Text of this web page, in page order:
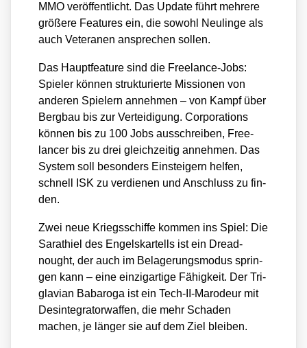
MMO ver­öf­fent­licht. Das Update führt meh­re­re
grö­ße­re Fea­tures ein, die sowohl Neu­lin­ge als
auch Vete­ra­nen anspre­chen sol­len.
Das Haupt­fea­ture sind die Free­lan­ce-Jobs:
Spie­ler kön­nen struk­tu­rier­te Mis­sio­nen von
ande­ren Spie­lern anneh­men – von Kampf über
Berg­bau bis zur Ver­tei­di­gung. Cor­po­ra­ti­ons
kön­nen bis zu 100 Jobs aus­schrei­ben, Free­
lan­cer bis zu drei gleich­zei­tig anneh­men. Das
Sys­tem soll beson­ders Ein­stei­gern hel­fen,
schnell ISK zu ver­die­nen und Anschluss zu fin­
den.
Zwei neue Kriegs­schif­fe kom­men ins Spiel: Die
Sara­t­hiel des Engels­kar­tells ist ein Dre­ad­
nought, der auch im Bela­ge­rungs­mo­dus sprin­
gen kann – eine ein­zig­ar­ti­ge Fähig­keit. Der Tri­
g­la­vi­an Bab­a­ro­ga ist ein Tech-II-Maro­deur mit
Des­in­te­gra­tor­waf­fen, die mehr Scha­den
machen, je län­ger sie auf dem Ziel blei­ben.